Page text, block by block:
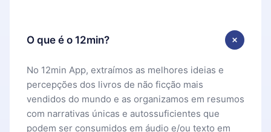
O que é o 12min?
No 12min App, extraímos as melhores ideias e
percepções dos livros de não ficção mais
vendidos do mundo e as organizamos em resumos
com narrativas únicas e autossuficientes que
podem ser consumidos em áudio e/ou texto em